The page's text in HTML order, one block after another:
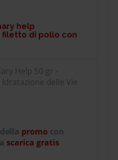
help
di pollo con
Help 50 gr -
delle Vie
promo con
scarica gratis